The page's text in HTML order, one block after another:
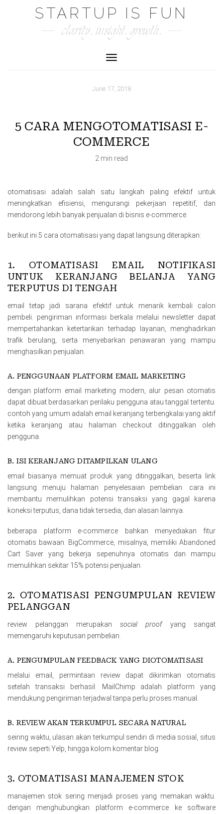
STARTUP IS FUN
clarity. insight. growth.
Toggle Navigation
June 17, 2018
5 CARA MENGOTOMATISASI E-
COMMERCE
2 min read
otomatisasi adalah salah satu langkah paling efektif untuk
meningkatkan efisiensi, mengurangi pekerjaan repetitif, dan
mendorong lebih banyak penjualan di bisnis e-commerce.
berikut ini 5 cara otomatisasi yang dapat langsung diterapkan:
1. OTOMATISASI EMAIL NOTIFIKASI
UNTUK KERANJANG BELANJA YANG
TERPUTUS DI TENGAH
email tetap jadi sarana efektif untuk menarik kembali calon
pembeli. pengiriman informasi berkala melalui newsletter dapat
mempertahankan ketertarikan terhadap layanan, menghadirkan
trafik berulang, serta menyebarkan penawaran yang mampu
menghasilkan penjualan.
A. PENGGUNAAN PLATFORM EMAIL MARKETING
dengan platform email marketing modern, alur pesan otomatis
dapat dibuat berdasarkan perilaku pengguna atau tanggal tertentu.
contoh yang umum adalah email keranjang terbengkalai yang aktif
ketika keranjang atau halaman checkout ditinggalkan oleh
pengguna.
B. ISI KERANJANG DITAMPILKAN ULANG
email biasanya memuat produk yang ditinggalkan, beserta link
langsung menuju halaman penyelesaian pembelian. cara ini
membantu memulihkan potensi transaksi yang gagal karena
koneksi terputus, dana tidak tersedia, dan alasan lainnya.
beberapa platform e-commerce bahkan menyediakan fitur
otomatis bawaan. BigCommerce, misalnya, memiliki Abandoned
Cart Saver yang bekerja sepenuhnya otomatis dan mampu
memulihkan sekitar 15% potensi penjualan.
2. OTOMATISASI PENGUMPULAN REVIEW
PELANGGAN
review pelanggan merupakan social proofyang sangat
memengaruhi keputusan pembelian.
A. PENGUMPULAN FEEDBACK YANG DIOTOMATISASI
melalui email, permintaan review dapat dikirimkan otomatis
setelah transaksi berhasil. MailChimp adalah platform yang
mendukung pengiriman terjadwal tanpa perlu proses manual.
B. REVIEW AKAN TERKUMPUL SECARA NATURAL
seiring waktu, ulasan akan terkumpul sendiri di media sosial, situs
review seperti Yelp, hingga kolom komentar blog.
3. OTOMATISASI MANAJEMEN STOK
manajemen stok sering menjadi proses yang memakan waktu.
dengan menghubungkan platform e-commerce ke software